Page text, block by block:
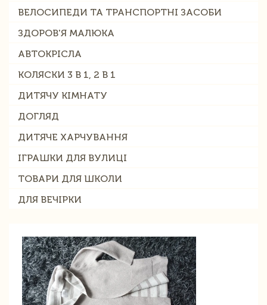
ВЕЛОСИПЕДИ ТА ТРАНСПОРТНІ ЗАСОБИ
ЗДОРОВ'Я МАЛЮКА
АВТОКРІСЛА
КОЛЯСКИ 3 В 1, 2 В 1
ДИТЯЧУ КІМНАТУ
ДОГЛЯД
ДИТЯЧЕ ХАРЧУВАННЯ
ІГРАШКИ ДЛЯ ВУЛИЦІ
ТОВАРИ ДЛЯ ШКОЛИ
ДЛЯ ВЕЧІРКИ